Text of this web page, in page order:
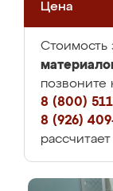
Цена
Стоимость
8 (800)
8 (926)